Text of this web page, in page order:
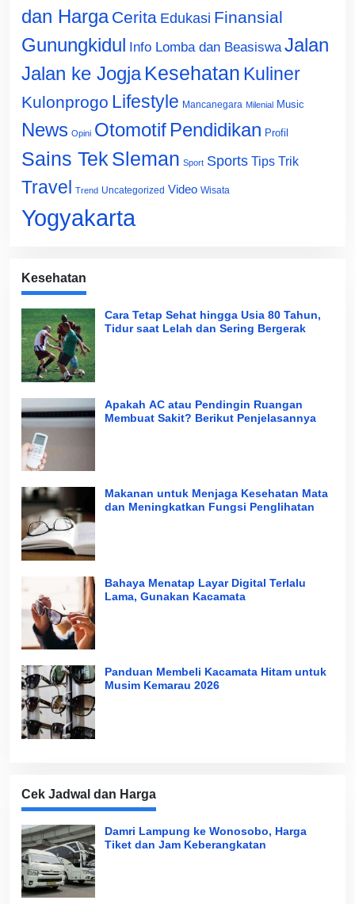
dan Harga Cerita Edukasi Finansial
Gunungkidul Info Lomba dan Beasiswa Jalan
Jalan ke Jogja Kesehatan Kuliner
Kulonprogo Lifestyle Mancanegara Milenial Music
News Opini Otomotif Pendidikan Profil
Sains Tek Sleman Sport Sports Tips Trik
Travel Trend Uncategorized Video Wisata
Yogyakarta
Kesehatan
Cara Tetap Sehat hingga Usia 80 Tahun,
Tidur saat Lelah dan Sering Bergerak
Apakah AC atau Pendingin Ruangan
Membuat Sakit? Berikut Penjelasannya
Makanan untuk Menjaga Kesehatan Mata
dan Meningkatkan Fungsi Penglihatan
Bahaya Menatap Layar Digital Terlalu
Lama, Gunakan Kacamata
Panduan Membeli Kacamata Hitam untuk
Musim Kemarau 2026
Cek Jadwal dan Harga
Damri Lampung ke Wonosobo, Harga
Tiket dan Jam Keberangkatan